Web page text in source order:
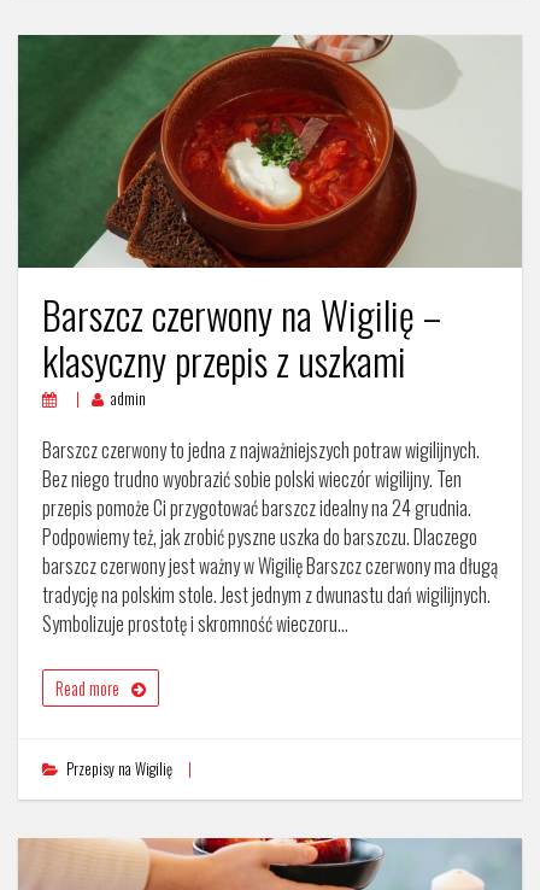
Barszcz czerwony na Wigilię –
klasyczny przepis z uszkami
admin
Barszcz czerwony to jedna z najważniejszych potraw wigilijnych.
Bez niego trudno wyobrazić sobie polski wieczór wigilijny. Ten
przepis pomoże Ci przygotować barszcz idealny na 24 grudnia.
Podpowiemy też, jak zrobić pyszne uszka do barszczu. Dlaczego
barszcz czerwony jest ważny w Wigilię Barszcz czerwony ma długą
tradycję na polskim stole. Jest jednym z dwunastu dań wigilijnych.
Symbolizuje prostotę i skromność wieczoru…
Read more
Przepisy na Wigilię